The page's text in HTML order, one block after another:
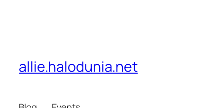
allie.halodunia.net